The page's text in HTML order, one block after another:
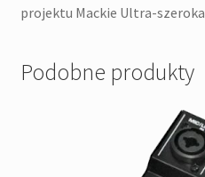
projektu Mackie Ultra-
Podobne produkty